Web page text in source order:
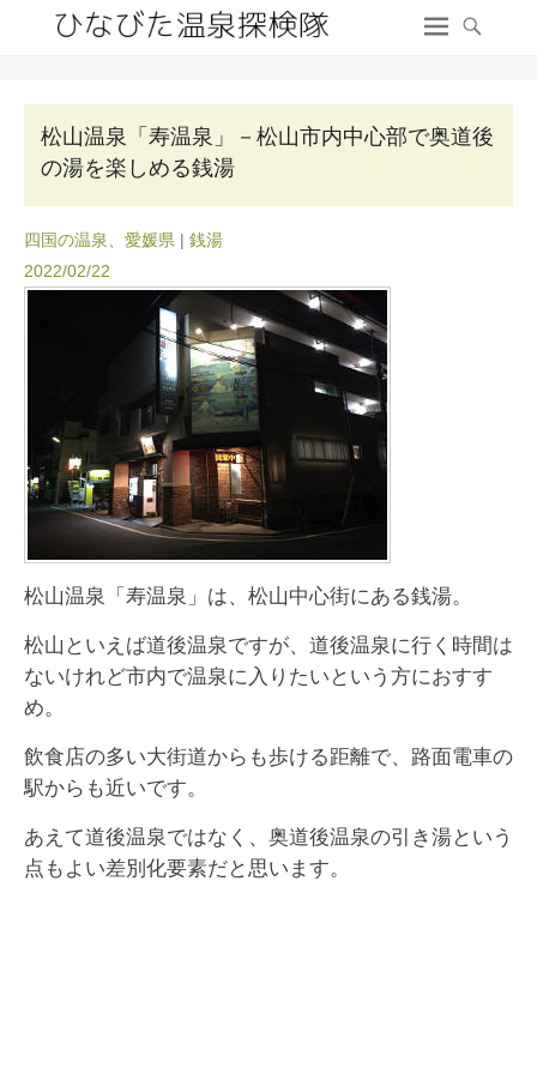
松山温泉「寿温泉」－松山市内中心部で奥道後
の湯を楽しめる銭湯
四国の温泉 愛媛県 | 銭湯
2022/02/22
松山温泉「寿温泉」は、松山中心街にある銭湯。
松山といえば道後温泉ですが、道後温泉に行く時間は
ないけれど市内で温泉に入りたいという方におすす
め。
飲食店の多い大街道からも歩ける距離で、路面電車の
駅からも近いです。
あえて道後温泉ではなく、奥道後温泉の引き湯という
点もよい差別化要素だと思います。